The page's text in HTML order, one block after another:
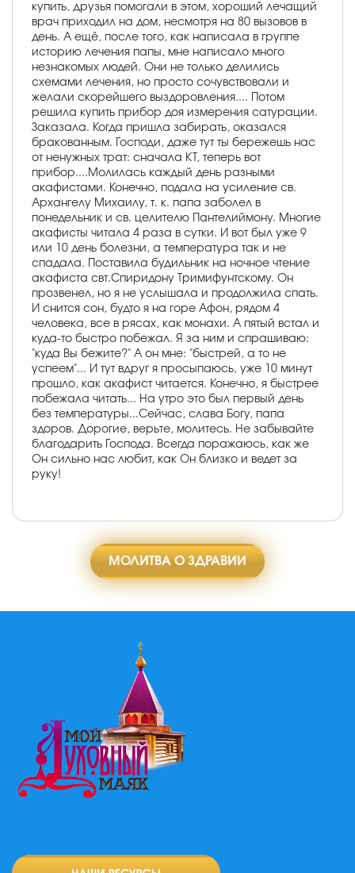
купить, друзья помогали в этом, хороший лечащий
врач приходил на дом, несмотря на 80 вызовов в
день. А ещё, после того, как написала в группе
историю лечения папы, мне написало много
незнакомых людей. Они не только делились
схемами лечения, но просто сочувствовали и
желали скорейшего выздоровления.... Потом
решила купить прибор доя измерения сатурации.
Заказала. Когда пришла забирать, оказался
бракованным. Господи, даже тут ты бережешь нас
от ненужных трат: сначала КТ, теперь вот
прибор....Молилась каждый день разными
акафистами. Конечно, подала на усиление св.
Архангелу Михаилу, т. к. папа заболел в
понедельник и св. целителю Пантелиймону. Многие
акафисты читала 4 раза в сутки. И вот был уже 9
или 10 день болезни, а температура так и не
спадала. Поставила будильник на ночное чтение
акафиста свт.Спиридону Тримифунтскому. Он
прозвенел, но я не услышала и продолжила спать.
И снится сон, будто я на горе Афон, рядом 4
человека, все в рясах, как монахи. А пятый встал и
куда-то быстро побежал. Я за ним и спрашиваю:
"куда Вы бежите?" А он мне: "быстрей, а то не
успеем"... И тут вдруг я просыпаюсь, уже 10 минут
прошло, как акафист читается. Конечно, я быстрее
побежала читать... На утро это был первый день
без температуры...Сейчас, слава Богу, папа
здоров. Дорогие, верьте, молитесь. Не забывайте
благодарить Господа. Всегда поражаюсь, как же
Он сильно нас любит, как Он близко и ведет за
руку!
МОЛИТВА О ЗДРАВИИ